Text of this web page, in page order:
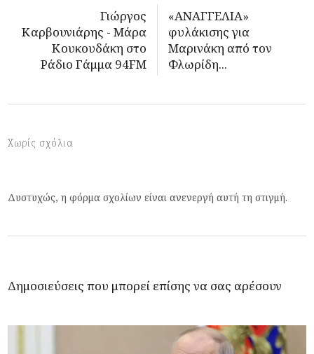
Γιώργος
Καρβουνιάρης - Μάρα
Κουκουδάκη στο
Ράδιο Γάμμα 94FM
«ΑΝΑΓΓΕΛΙΑ»
φυλάκισης για
Μαρινάκη από τον
Φλωρίδη...
Χωρίς σχόλια
Δυστυχώς, η φόρμα σχολίων είναι ανενεργή αυτή τη στιγμή.
Δημοσιεύσεις που μπορεί επίσης να σας αρέσουν